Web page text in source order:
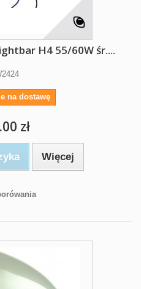
H4 55/60W śr....
na dostawę
zł
Więcej